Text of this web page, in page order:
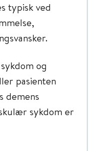
typisk ved
og
pasienten
demens
sykdom er